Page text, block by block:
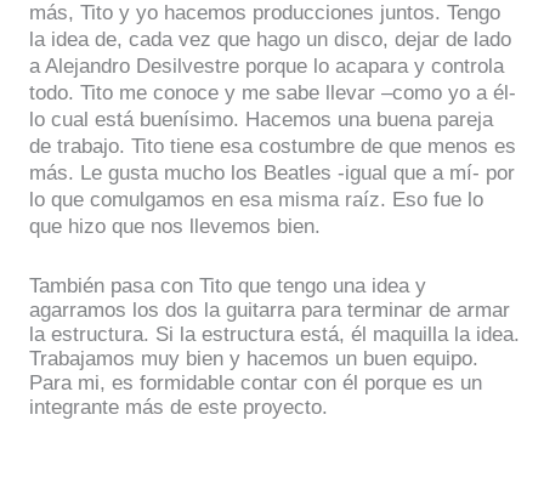
más, Tito y yo hacemos producciones juntos. Tengo
la idea de, cada vez que hago un disco, dejar de lado
a Alejandro Desilvestre porque lo acapara y controla
todo. Tito me conoce y me sabe llevar –como yo a él-
lo cual está buenísimo. Hacemos una buena pareja
de trabajo. Tito tiene esa costumbre de que menos es
más. Le gusta mucho los Beatles -igual que a mí- por
lo que comulgamos en esa misma raíz. Eso fue lo
que hizo que nos llevemos bien.
También pasa con Tito que tengo una idea y
agarramos los dos la guitarra para terminar de armar
la estructura. Si la estructura está, él maquilla la idea.
Trabajamos muy bien y hacemos un buen equipo.
Para mi, es formidable contar con él porque es un
integrante más de este proyecto.